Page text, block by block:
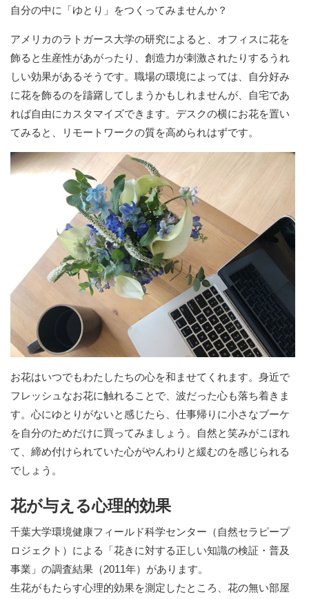
自分の中に「ゆとり」をつくってみませんか？
アメリカのラトガース大学の研究によると、オフィスに花を
飾ると生産性があがったり、創造力が刺激されたりするうれ
しい効果があるそうです。職場の環境によっては、自分好み
に花を飾るのを躊躇してしまうかもしれませんが、自宅であ
れば自由にカスタマイズできます。デスクの横にお花を置い
てみると、リモートワークの質を高められはずです。
お花はいつでもわたしたちの心を和ませてくれます。身近で
フレッシュなお花に触れることで、波だった心も落ち着きま
す。心にゆとりがないと感じたら、仕事帰りに小さなブーケ
を自分のためだけに買ってみましょう。自然と笑みがこぼれ
て、締め付けられていた心がやんわりと緩むのを感じられる
でしょう。
花が与える心理的効果
千葉大学環境健康フィールド科学センター（自然セラピープ
ロジェクト）による「花きに対する正しい知識の検証・普及
事業」の調査結果（2011年）があります。
生花がもたらす心理的効果を測定したところ、花の無い部屋